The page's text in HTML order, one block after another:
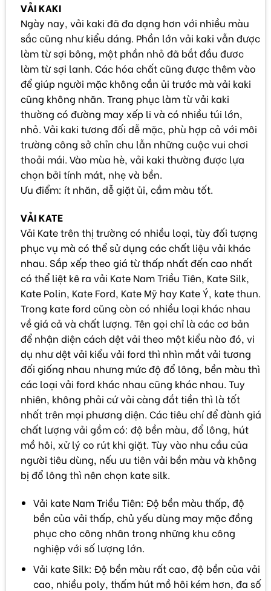
VẢI KAKI
Ngày nay, vải kaki đã đa dạng hơn với nhiều màu
sắc cũng như kiểu dáng. Phần lớn vải kaki vẫn được
làm từ sợi bông, một phần nhỏ đã bắt đầu đươc
làm từ sợi lanh. Các hóa chất cũng được thêm vào
để giúp người mặc không cần ủi trước mà vải kaki
cũng không nhăn. Trang phục làm từ vải kaki
thường có đường may xếp li và có nhiều túi lớn,
nhỏ. Vải kaki tương đối dễ mặc, phù hợp cả với môi
trường công sở chỉn chu lẫn những cuộc vui chơi
thoải mái. Vào mùa hè, vải kaki thường được lựa
chọn bởi tính mát, nhẹ và bền.
Ưu điểm: ít nhăn, dễ giặt ủi, cầm màu tốt.
VẢI KATE
Vải Kate trên thị trường có nhiều loại, tùy đối tượng
phục vụ mà có thể sử dụng các chất liệu vải khác
nhau. Sắp xếp theo giá từ thấp nhất đến cao nhất
có thể liệt kê ra vải Kate Nam Triều Tiên, Kate Silk,
Kate Polin, Kate Ford, Kate Mỹ hay Kate Ý, kate thun.
Trong kate ford cũng còn có nhiều loại khác nhau
về giá cả và chất lượng. Tên gọi chỉ là các cơ bản
để nhận diện cách dệt vải theo một kiểu nào đó, vi
dụ như dệt vải kiểu vải ford thì nhìn mắt vải tương
đối giống nhau nhưng mức độ đổ lông, bền màu thì
các loại vải ford khác nhau cũng khác nhau. Tuy
nhiên, không phải cứ vải càng đắt tiền thì là tốt
nhất trên mọi phương diện. Các tiêu chí để đành giá
chất lượng vải gồm có: độ bền màu, đổ lông, hút
mồ hôi, xử lý co rút khi giặt. Tùy vào nhu cầu của
người tiêu dùng, nếu ưu tiên vải bền màu và không
bị đổ lông thì nên chọn kate silk.
Vải kate Nam Triều Tiên: Độ bền màu thấp, độ
bền của vải thấp, chủ yếu dùng may mặc đồng
phục cho công nhân trong những khu công
nghiệp với số lượng lớn.
Vải kate Silk: Độ bền màu rất cao, độ bền của vải
cao, nhiều poly, thấm hút mồ hôi kém hơn, đa số